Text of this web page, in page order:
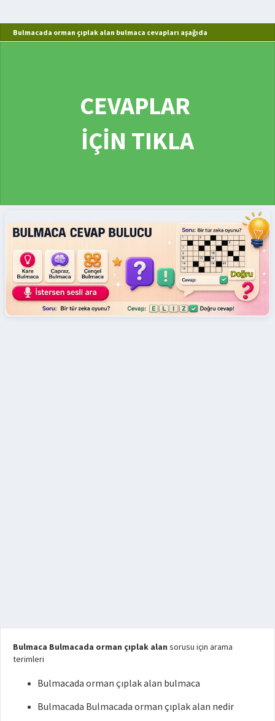
Bulmacada orman çıplak alan bulmaca cevapları aşağıda
CEVAPLAR
İÇİN TIKLA
Bulmaca Bulmacada orman çıplak alan sorusu için arama
terimleri
Bulmacada orman çıplak alan bulmaca
Bulmacada Bulmacada orman çıplak alan nedir